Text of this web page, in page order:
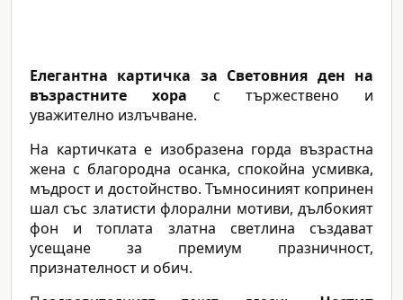
Елегантна картичка за Световния ден на
възрастните хора с тържествено и
уважително излъчване.
На картичката е изобразена горда възрастна
жена с благородна осанка, спокойна усмивка,
мъдрост и достойнство. Тъмносиният копринен
шал със златисти флорални мотиви, дълбокият
фон и топлата златна светлина създават
усещане за премиум празничност,
признателност и обич.